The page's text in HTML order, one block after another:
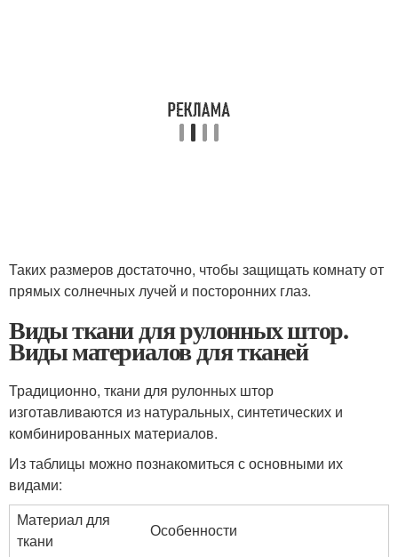
Таких размеров достаточно, чтобы защищать комнату от
прямых солнечных лучей и посторонних глаз.
Виды ткани для рулонных штор.
Виды материалов для тканей
Традиционно, ткани для рулонных штор
изготавливаются из натуральных, синтетических и
комбинированных материалов.
Из таблицы можно познакомиться с основными их
видами:
Материал для
ткани
Особенности